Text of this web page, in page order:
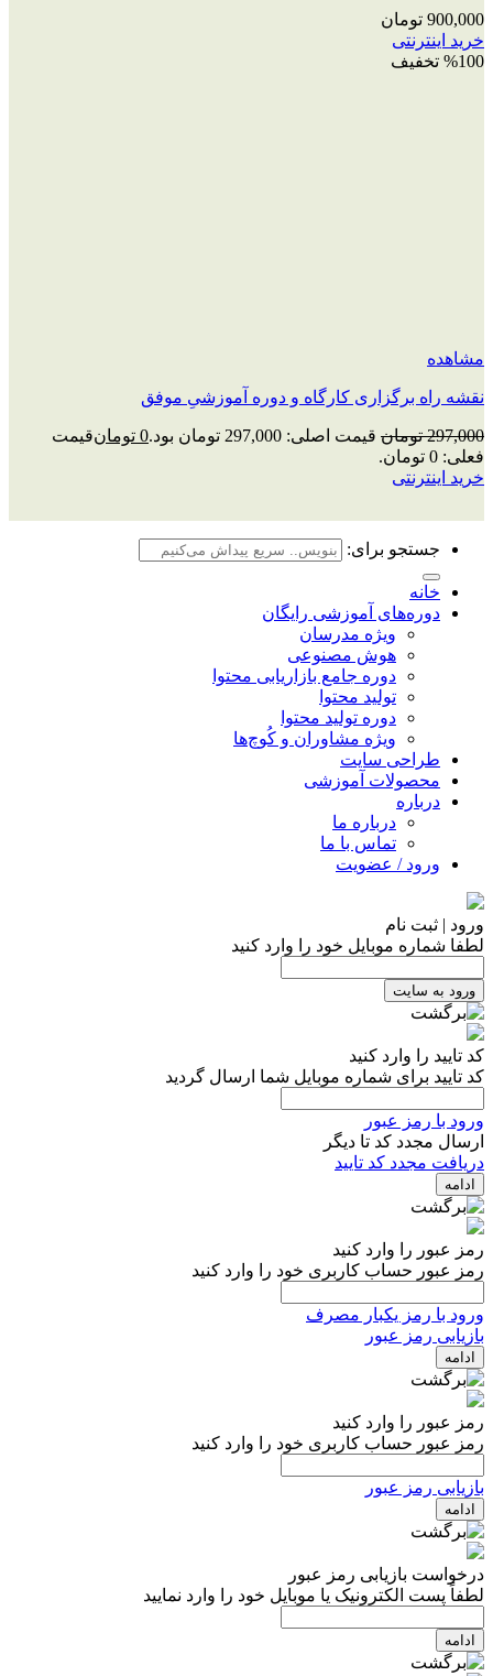
900,000 تومان
خرید اینترنتی
%100 تخفیف
مشاهده
نقشه راه برگزاری کارگاه و دوره آموزشیِ موفق
297,000 تومان قیمت اصلی: 297,000 تومان بود. 0 تومانقیمت
فعلی: 0 تومان.
خرید اینترنتی
جستجو برای:
خانه
دوره‌های آموزشی رایگان
ویژه مدرسان
هوش مصنوعی
دوره جامع بازاریابی محتوا
تولید محتوا
دوره تولید محتوا
ویژه مشاوران و کُوچ‌ها
طراحی سایت
محصولات آموزشی
درباره
درباره ما
تماس با ما
ورود / عضویت
ورود | ثبت نام
لطفا شماره موبایل خود را وارد کنید
ورود به سایت
کد تایید را وارد کنید
کد تایید برای شماره موبایل شما ارسال گردید
ورود با رمز عبور
ارسال مجدد کد تا دیگر
دریافت مجدد کد تایید
ادامه
رمز عبور را وارد کنید
رمز عبور حساب کاربری خود را وارد کنید
ورود با رمز یکبار مصرف
بازیابی رمز عبور
ادامه
رمز عبور را وارد کنید
رمز عبور حساب کاربری خود را وارد کنید
بازیابی رمز عبور
ادامه
درخواست بازیابی رمز عبور
لطفاً پست الکترونیک یا موبایل خود را وارد نمایید
ادامه